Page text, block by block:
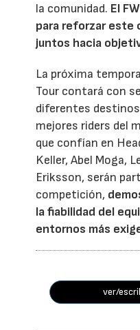
la comunidad. El
para reforzar este
juntos hacia
La próxima
Tour contará con
diferentes
mejores riders del
que confían en
Keller, Abel Moga,
Eriksson, serán
competición,
la fiabilidad del
entornos más
ver/